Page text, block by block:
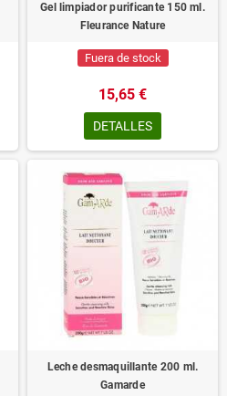
Gel limpiador purificante 150 ml.
Fleurance Nature
Fuera de stock
15,65 €
DETALLES
Leche desmaquillante 200 ml.
Gamarde